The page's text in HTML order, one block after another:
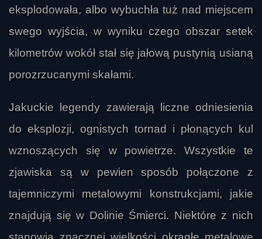
eksplodowała, albo wybuchła tuż nad miejscem
swego wyjścia, w wyniku czego obszar setek
kilometrów wokół stał się jałową pustynią usianą
porozrzucanymi skałami.
Jakuckie legendy zawierają liczne odniesienia
do eksplozji, ognistych tornad i płonących kul
wznoszących się w powietrze. Wszystkie te
zjawiska są w pewien sposób połączone z
tajemniczymi metalowymi konstrukcjami, jakie
znajdują się w Dolinie Śmierci. Niektóre z nich